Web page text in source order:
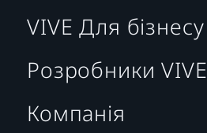
VIVE Для бізнесу
Розробники VIVE
Компанія